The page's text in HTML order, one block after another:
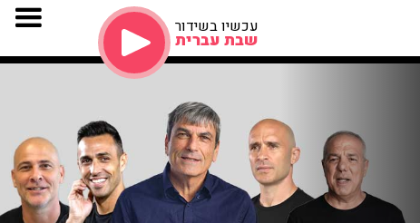
עכשיו בשידור
שבת עברית